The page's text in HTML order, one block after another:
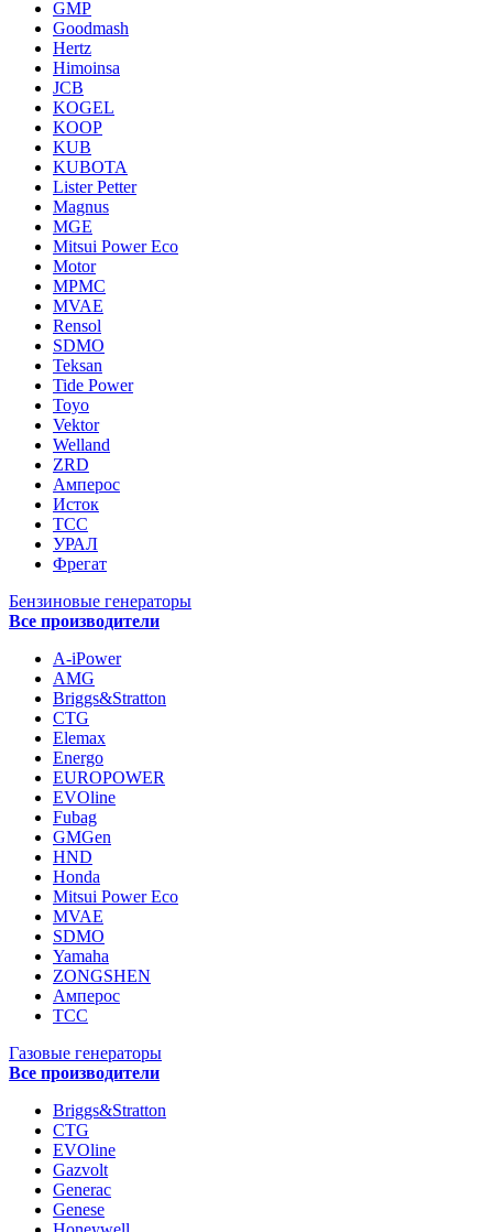
GMP
Goodmash
Hertz
Himoinsa
JCB
KOGEL
KOOP
KUB
KUBOTA
Lister Petter
Magnus
MGE
Mitsui Power Eco
Motor
MPMC
MVAE
Rensol
SDMO
Teksan
Tide Power
Toyo
Vektor
Welland
ZRD
Амперос
Исток
ТСС
УРАЛ
Фрегат
Бензиновые генераторы
Все производители
A-iPower
AMG
Briggs&Stratton
CTG
Elemax
Energo
EUROPOWER
EVOline
Fubag
GMGen
HND
Honda
Mitsui Power Eco
MVAE
SDMO
Yamaha
ZONGSHEN
Амперос
ТСС
Газовые генераторы
Все производители
Briggs&Stratton
CTG
EVOline
Gazvolt
Generac
Genese